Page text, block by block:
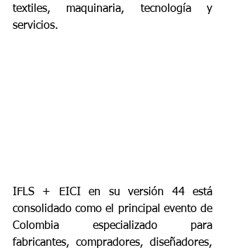
textiles, maquinaria, tecnología y
servicios.
IFLS + EICI en su versión 44 está
consolidado como el principal evento de
Colombia especializado para
fabricantes, compradores, diseñadores,